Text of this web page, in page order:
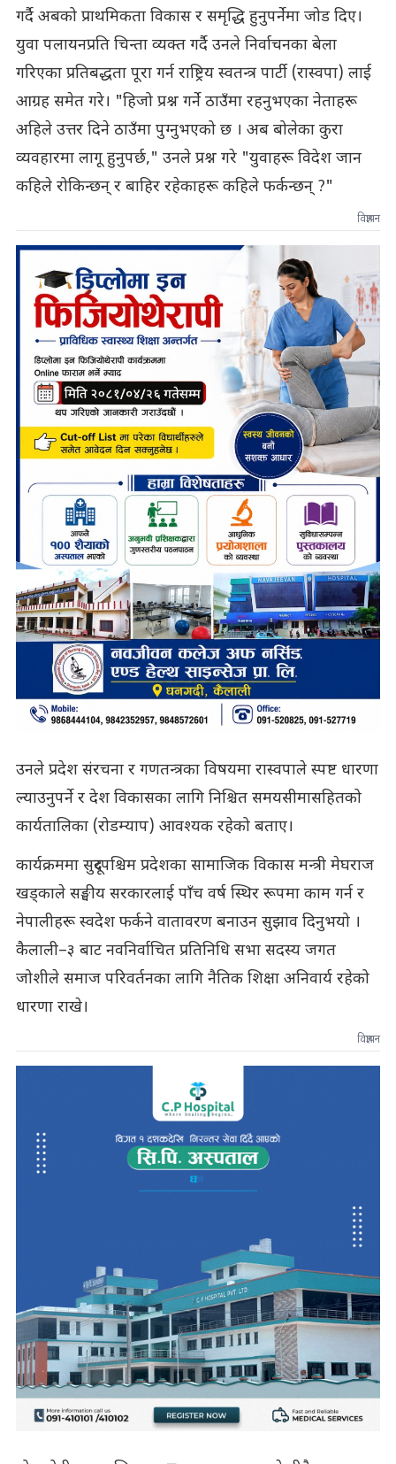
गर्दै अबको प्राथमिकता विकास र समृद्धि हुनुपर्नेमा जोड दिए।
युवा पलायनप्रति चिन्ता व्यक्त गर्दै उनले निर्वाचनका बेला
गरिएका प्रतिबद्धता पूरा गर्न राष्ट्रिय स्वतन्त्र पार्टी (रास्वपा) लाई
आग्रह समेत गरे। "हिजो प्रश्न गर्ने ठाउँमा रहनुभएका नेताहरू
अहिले उत्तर दिने ठाउँमा पुग्नुभएको छ । अब बोलेका कुरा
व्यवहारमा लागू हुनुपर्छ," उनले प्रश्न गरे "युवाहरू विदेश जान
कहिले रोकिन्छन् र बाहिर रहेकाहरू कहिले फर्कन्छन् ?"
विज्ञापन
उनले प्रदेश संरचना र गणतन्त्रका विषयमा रास्वपाले स्पष्ट धारणा
ल्याउनुपर्ने र देश विकासका लागि निश्चित समयसीमासहितको
कार्यतालिका (रोडम्याप) आवश्यक रहेको बताए।
कार्यक्रममा सुदूरपश्चिम प्रदेशका सामाजिक विकास मन्त्री मेघराज
खड्काले सङ्घीय सरकारलाई पाँच वर्ष स्थिर रूपमा काम गर्न र
नेपालीहरू स्वदेश फर्कने वातावरण बनाउन सुझाव दिनुभयो ।
कैलाली–३ बाट नवनिर्वाचित प्रतिनिधि सभा सदस्य जगत
जोशीले समाज परिवर्तनका लागि नैतिक शिक्षा अनिवार्य रहेको
धारणा राखे।
विज्ञापन